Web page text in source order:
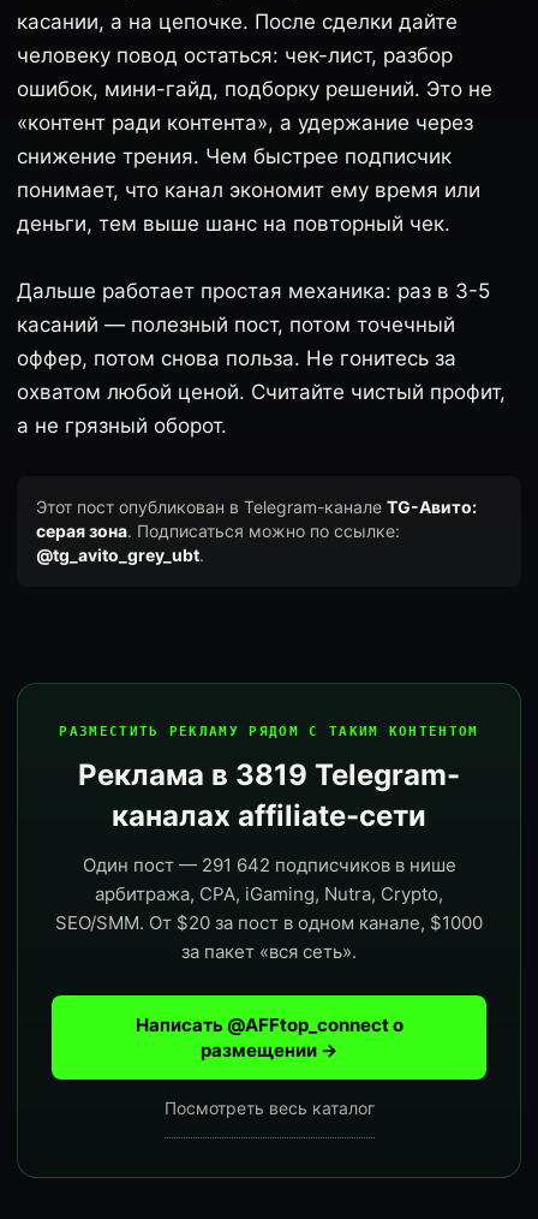
касании, а на цепочке. После сделки дайте
человеку повод остаться: чек-лист, разбор
ошибок, мини-гайд, подборку решений. Это не
«контент ради контента», а удержание через
снижение трения. Чем быстрее подписчик
понимает, что канал экономит ему время или
деньги, тем выше шанс на повторный чек.
Дальше работает простая механика: раз в 3-5
касаний — полезный пост, потом точечный
оффер, потом снова польза. Не гонитесь за
охватом любой ценой. Считайте чистый профит,
а не грязный оборот.
Этот пост опубликован в Telegram-канале TG-Авито:
серая зона. Подписаться можно по ссылке:
@tg_avito_grey_ubt.
РАЗМЕСТИТЬ РЕКЛАМУ РЯДОМ С ТАКИМ КОНТЕНТОМ
Реклама в 3819 Telegram-
каналах affiliate-сети
Один пост — 291 642 подписчиков в нише
арбитража, CPA, iGaming, Nutra, Crypto,
SEO/SMM. От $20 за пост в одном канале, $1000
за пакет «вся сеть».
Написать @AFFtop_connect о
размещении →
Посмотреть весь каталог